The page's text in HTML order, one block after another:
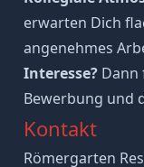
erwarten Dich
angenehmes
Interesse?Dann
Bewerbung und
Kontakt
Römergarten